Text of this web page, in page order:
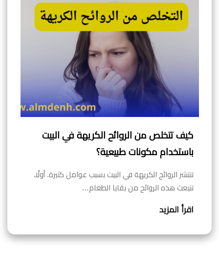
كيف تتخلص من الروائح الكريهة في البيت
باستخدام مكونات طبيعية؟
تنتشر الروائح الكريهة في البيت بسبب عوامل كثيرة. أولًا،
تنبعث هذه الروائح من بقايا الطعام…
اقرأ المزيد